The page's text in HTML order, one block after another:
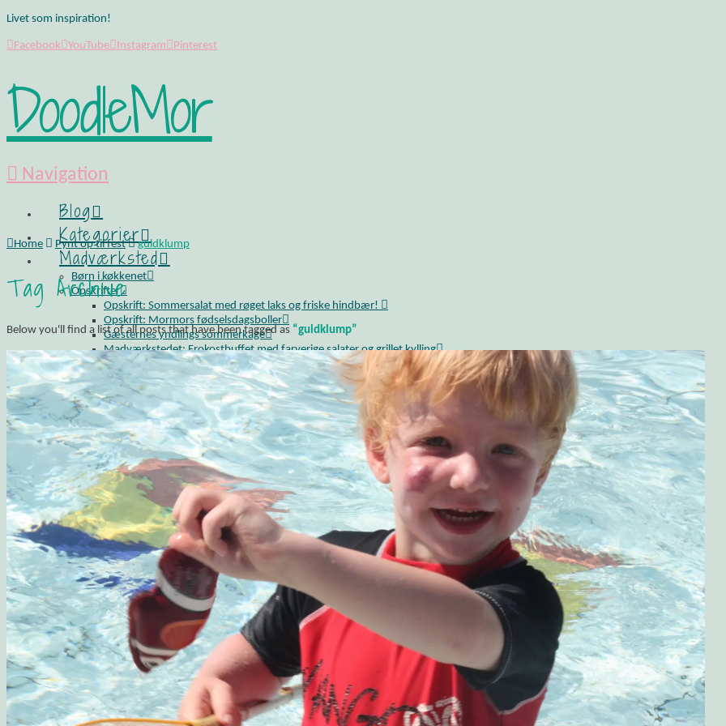
Livet som inspiration!
Facebook YouTube Instagram Pinterest
DoodleMor
Navigation
Blog
Kategorier
Madværksted
Børn i køkkenet
Opskrifter
Opskrift: Sommersalat med røget laks og friske hindbær!
Opskrift: Mormors fødselsdagsboller
Gæsternes yndlings sommerkage
Madværkstedet: Frokostbuffet med farverige salater og grillet kylling
Opskrift: Luksusagtig brunsviger
Opskrift på kransekage
Opskrift: Saftige “romkugler”, der overholder sukkerpolitikken!
Fluffy søndagspandekager med blåbærsylt
Opskrift: Fastelavnsboller med hindbærskum
Gemalens Kager – Galleri
Nyhedsbrev
Om mig
Mine foretrukne webshops
Inspirerende blogs
Privatlivspolitik
Samarbejde
Workshop: Planlæg en børnefødselsdag
Blog
Kategorier
Madværksted
Børn i køkkenet
Opskrifter
Opskrift: Sommersalat med røget laks og friske hindbær!
Opskrift: Mormors fødselsdagsboller
Gæsternes yndlings sommerkage
Madværkstedet: Frokostbuffet med farverige salater og grillet kylling
Home Pynt op til fest guldklump
Tag Archive
Below you'll find a list of all posts that have been tagged as “guldklump”